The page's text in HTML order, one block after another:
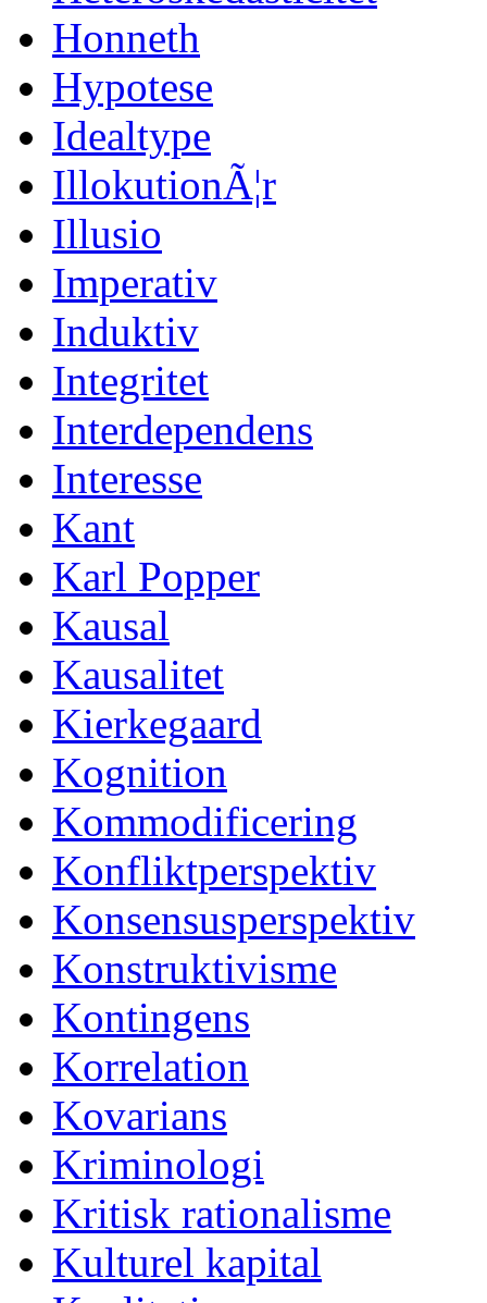
Honneth
Hypotese
Idealtype
IllokutionÃ¦r
Illusio
Imperativ
Induktiv
Integritet
Interdependens
Interesse
Kant
Karl Popper
Kausal
Kausalitet
Kierkegaard
Kognition
Kommodificering
Konfliktperspektiv
Konsensusperspektiv
Konstruktivisme
Kontingens
Korrelation
Kovarians
Kriminologi
Kritisk rationalisme
Kulturel kapital